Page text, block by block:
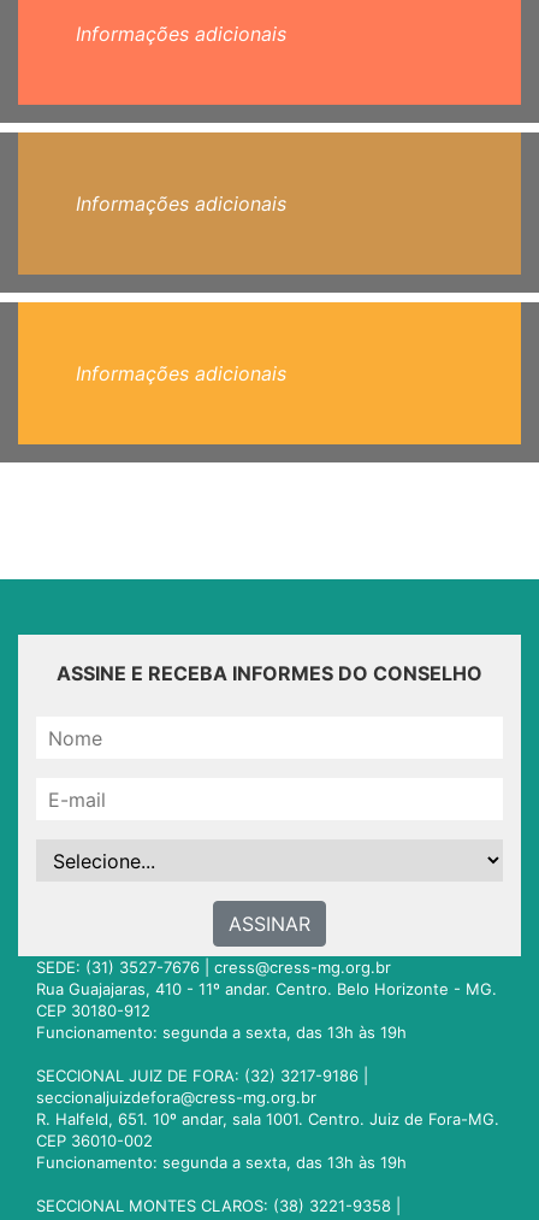
Informações adicionais
Informações adicionais
Informações adicionais
ASSINE E RECEBA INFORMES DO CONSELHO
ASSINAR
SEDE: (31) 3527-7676 | cress@cress-mg.org.br
Rua Guajajaras, 410 - 11º andar. Centro. Belo Horizonte - MG.
CEP 30180-912
Funcionamento: segunda a sexta, das 13h às 19h
SECCIONAL JUIZ DE FORA: (32) 3217-9186 |
seccionaljuizdefora@cress-mg.org.br
R. Halfeld, 651. 10º andar, sala 1001. Centro. Juiz de Fora-MG.
CEP 36010-002
Funcionamento: segunda a sexta, das 13h às 19h
SECCIONAL MONTES CLAROS: (38) 3221-9358 |